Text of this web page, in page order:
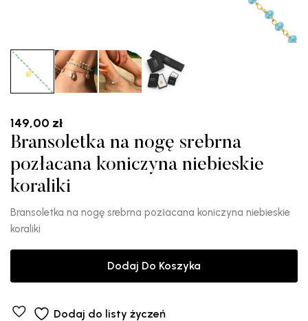
149,00 zł
Bransoletka na nogę srebrna
pozłacana koniczyna niebieskie
koraliki
Bransoletka na nogę srebrna pozłacana koniczyna niebieskie
koraliki
Dodaj Do Koszyka
Dodaj do listy życzeń